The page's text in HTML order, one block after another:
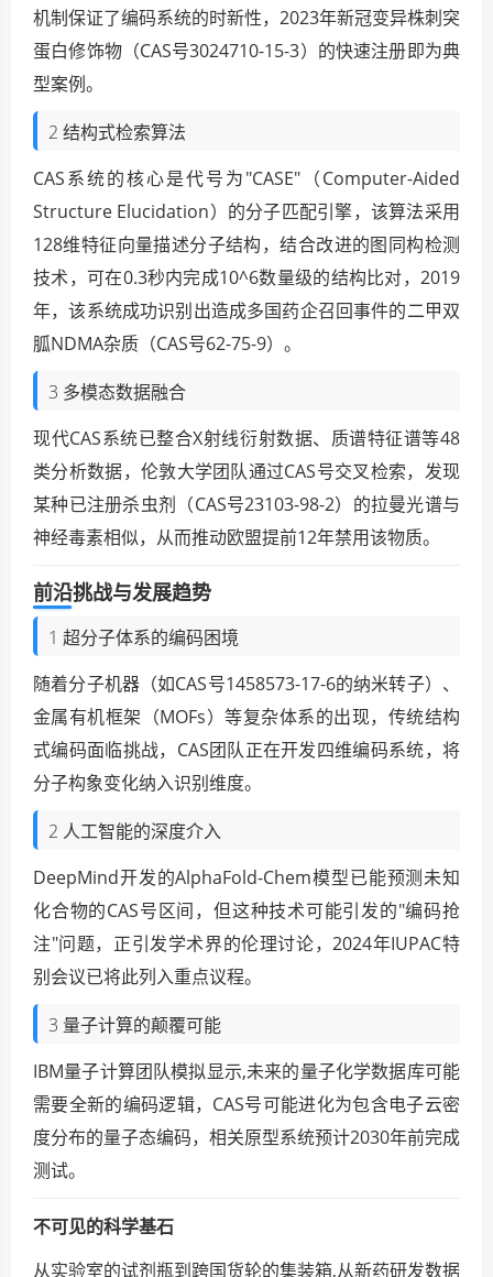
机制保证了编码系统的时新性，2023年新冠变异株刺突
蛋白修饰物（CAS号3024710-15-3）的快速注册即为典
型案例。
2 结构式检索算法
CAS系统的核心是代号为"CASE"（Computer-Aided
Structure Elucidation）的分子匹配引擎，该算法采用
128维特征向量描述分子结构，结合改进的图同构检测
技术，可在0.3秒内完成10^6数量级的结构比对，2019
年，该系统成功识别出造成多国药企召回事件的二甲双
胍NDMA杂质（CAS号62-75-9）。
3 多模态数据融合
现代CAS系统已整合X射线衍射数据、质谱特征谱等48
类分析数据，伦敦大学团队通过CAS号交叉检索，发现
某种已注册杀虫剂（CAS号23103-98-2）的拉曼光谱与
神经毒素相似，从而推动欧盟提前12年禁用该物质。
前沿挑战与发展趋势
1 超分子体系的编码困境
随着分子机器（如CAS号1458573-17-6的纳米转子）、
金属有机框架（MOFs）等复杂体系的出现，传统结构
式编码面临挑战，CAS团队正在开发四维编码系统，将
分子构象变化纳入识别维度。
2 人工智能的深度介入
DeepMind开发的AlphaFold-Chem模型已能预测未知
化合物的CAS号区间，但这种技术可能引发的"编码抢
注"问题，正引发学术界的伦理讨论，2024年IUPAC特
别会议已将此列入重点议程。
3 量子计算的颠覆可能
IBM量子计算团队模拟显示,未来的量子化学数据库可能
需要全新的编码逻辑，CAS号可能进化为包含电子云密
度分布的量子态编码，相关原型系统预计2030年前完成
测试。
不可见的科学基石
从实验室的试剂瓶到跨国货轮的集装箱,从新药研发数据